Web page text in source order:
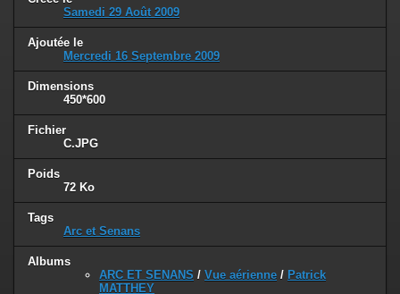
Samedi 29 Août 2009
Ajoutée le
Mercredi 16 Septembre 2009
Dimensions
450*600
Fichier
C.JPG
Poids
72 Ko
Tags
Arc et Senans
Albums
ARC ET SENANS / Vue aérienne / Patrick
MATTHEY